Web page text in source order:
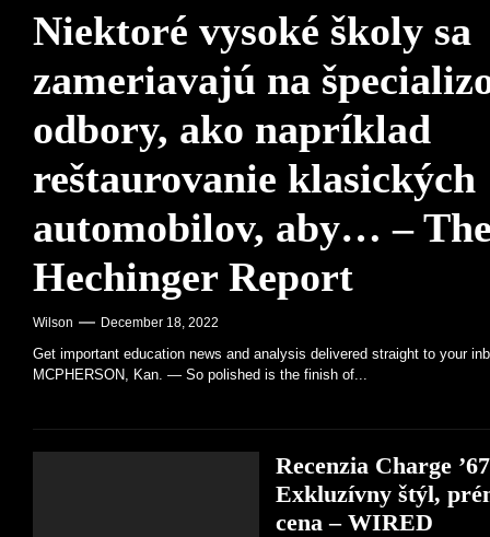
Nadácia Roba a Melani Waltonovcov
Niektoré vysoké školy sa
zameriavajú na
odbory, ako napríklad
reštaurovanie klasických
automobilov, aby… – The
Hechinger Report
Wilson December 18, 2022
Get important education news and analysis delivered straight to your
MCPHERSON, Kan. — So polished is the finish of...
Recenzia Charge
Exkluzívny štýl,
cena – WIRED